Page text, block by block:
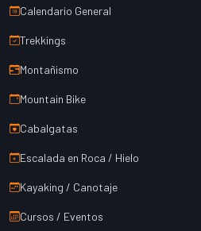
Calendario General
Trekkings
Montañismo
Mountain Bike
Cabalgatas
Escalada en Roca / Hielo
Kayaking / Canotaje
Cursos / Eventos